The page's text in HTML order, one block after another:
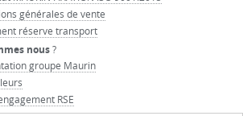
générales de vente
réserve transport
nous?
groupe Maurin
RSE